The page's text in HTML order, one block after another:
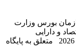
بورس وزارت
و دارایی
© تمامی حقوق مادی و معنوی سایت تا سال 2026 متعلق به پایگاه